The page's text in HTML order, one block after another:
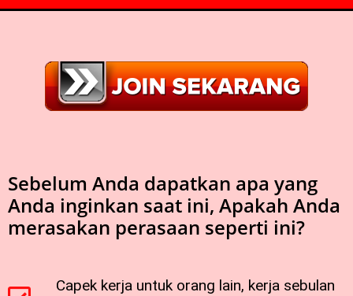
Sebelum Anda dapatkan apa yang
Anda inginkan saat ini, Apakah Anda
merasakan perasaan seperti ini?
Capek kerja untuk orang lain, kerja sebulan